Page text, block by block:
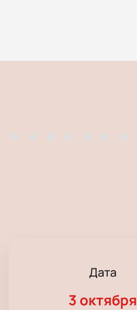
Дата
3 октября